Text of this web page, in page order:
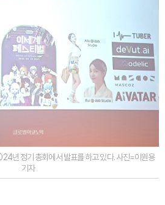
년 정기 총회에서 발표를 하고 있다. 사진=이원용
기자